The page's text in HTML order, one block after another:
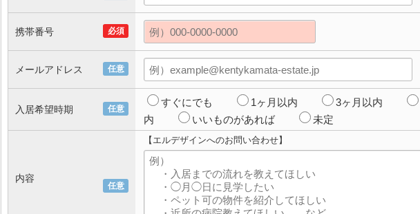
必須
携帯番号
任意
メールアドレス
任意
入居希望時期
すぐにでも 1ヶ月以内 3ヶ月以内
内
いいものがあれば 未定
任意
内容
【エルデザインへのお問い合わせ】